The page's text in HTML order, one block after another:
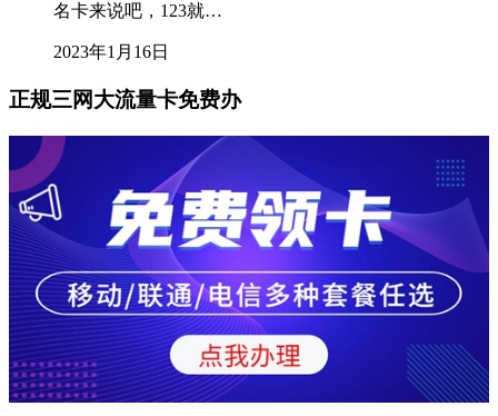
名卡来说吧，123就…
2023年1月16日
正规三网大流量卡免费办